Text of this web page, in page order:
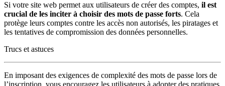
Si votre site web permet aux utilisateurs de créer des comptes, il est
crucial de les inciter à choisir des mots de passe forts. Cela
protège leurs comptes contre les accès non autorisés, les piratages et
les tentatives de compromission des données personnelles.
Trucs et astuces
En imposant des exigences de complexité des mots de passe lors de
l’inscription, vous encouragez les utilisateurs à adopter des pratiques